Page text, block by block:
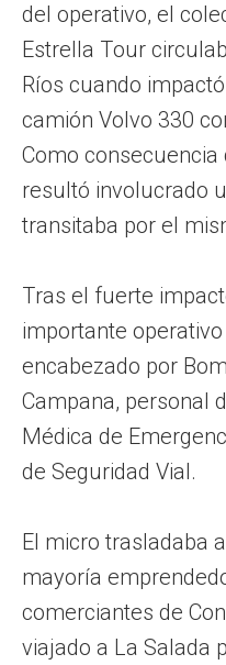
del operativo, el
Estrella Tour
Ríos cuando
camión Volvo 330
Como
resultó involucrado
transitaba por el
Tras el fuerte
importante
encabezado por
Campana, personal
Médica de
de Seguridad Vial.
El micro trasladaba
mayoría
comerciantes de
viajado a La Salada